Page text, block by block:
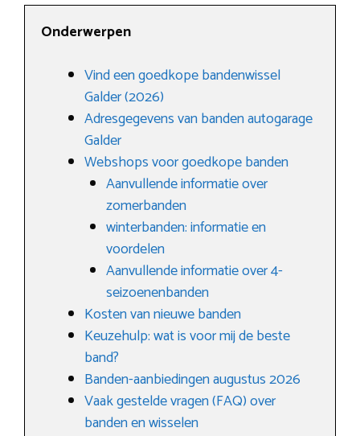
Onderwerpen
Vind een goedkope bandenwissel
Galder (2026)
Adresgegevens van banden autogarage
Galder
Webshops voor goedkope banden
Aanvullende informatie over
zomerbanden
winterbanden: informatie en
voordelen
Aanvullende informatie over 4-
seizoenenbanden
Kosten van nieuwe banden
Keuzehulp: wat is voor mij de beste
band?
Banden-aanbiedingen augustus 2026
Vaak gestelde vragen (FAQ) over
banden en wisselen